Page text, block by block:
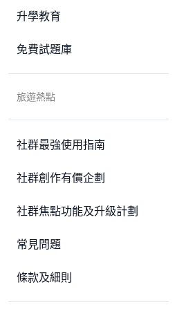
升學教育
免費試題庫
旅遊熱點
社群最強使用指南
社群創作有價企劃
社群焦點功能及升級計劃
常見問題
條款及細則